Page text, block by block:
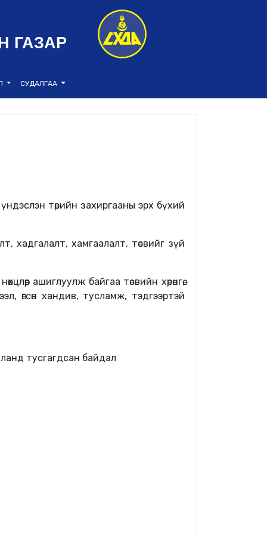
ГАЗАР
СУДАЛГАА
төрийн захиргааны эрх бүхий
хадгалалт, хамгаалалт, төсвийг зүй
ашиглуулж байгаа төсвийн хөрөнгө,
өгсөн хандив, тусламж, тэдгээртэй
тусгагдсан байдал